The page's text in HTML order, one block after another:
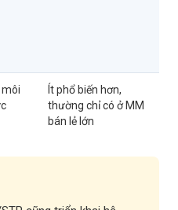
môi
Ít phổ biến hơn,
thường chỉ có ở MM
bán lẻ lớn